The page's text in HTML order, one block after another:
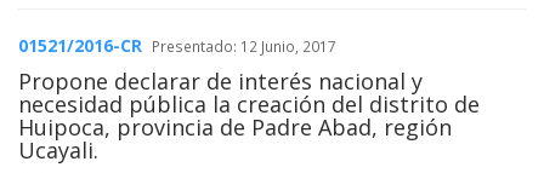
01521/2016-CR Presentado: 12 Junio, 2017
Propone declarar de interés nacional y
necesidad pública la creación del distrito de
Huipoca, provincia de Padre Abad, región
Ucayali.